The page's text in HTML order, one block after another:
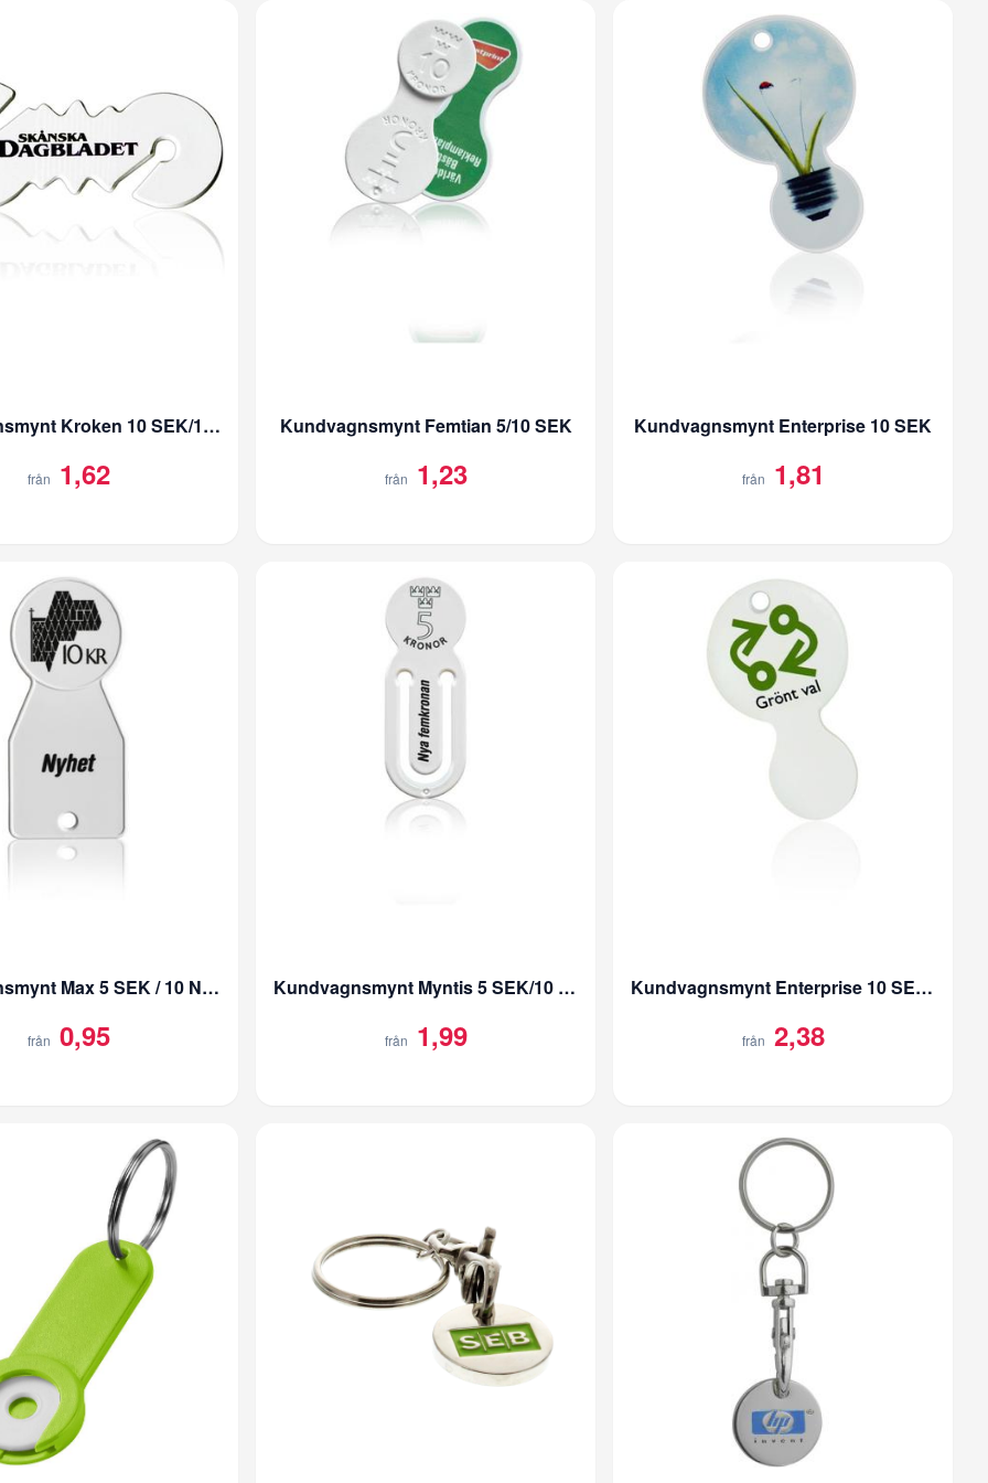
Kundvagnsmynt Kroken 10 SEK/1 EUR
från 1,62
Kundvagnsmynt Femtian 5/10 SEK
från 1,23
Kundvagnsmynt Enterprise 10 SEK
från 1,81
Kundvagnsmynt Max 5 SEK / 10 NOK
från 0,95
Kundvagnsmynt Myntis 5 SEK/10 NOK
från 1,99
Kundvagnsmynt Enterprise 10 SEK Bioplast
från 2,38